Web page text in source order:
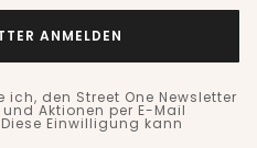
ANMELDEN
den Street One Newsletter
Aktionen per E-Mail
Einwilligung kann